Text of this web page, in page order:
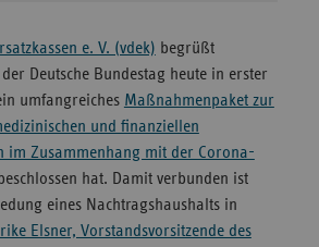
e. V. (vdek) begrüßt
Deutsche Bundestag heute in erster
umfangreiches Maßnahmenpaket zur
und finanziellen
im Zusammenhang mit der Corona-
hat. Damit verbunden ist
eines Nachtragshaushalts in
Elsner, Vorstandsvorsitzende des